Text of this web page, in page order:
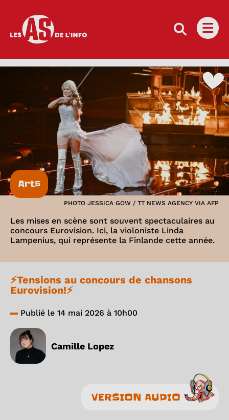
Les as de l'info
Arts
PHOTO JESSICA GOW / TT NEWS AGENCY VIA AFP
Les mises en scène sont souvent spectaculaires au
concours Eurovision. Ici, la violoniste Linda
Lampenius, qui représente la Finlande cette année.
⚡️Tensions au concours de chansons
Eurovision!⚡️
Publié le 14 mai 2026 à 10h00
Camille Lopez
VERSION AUDIO